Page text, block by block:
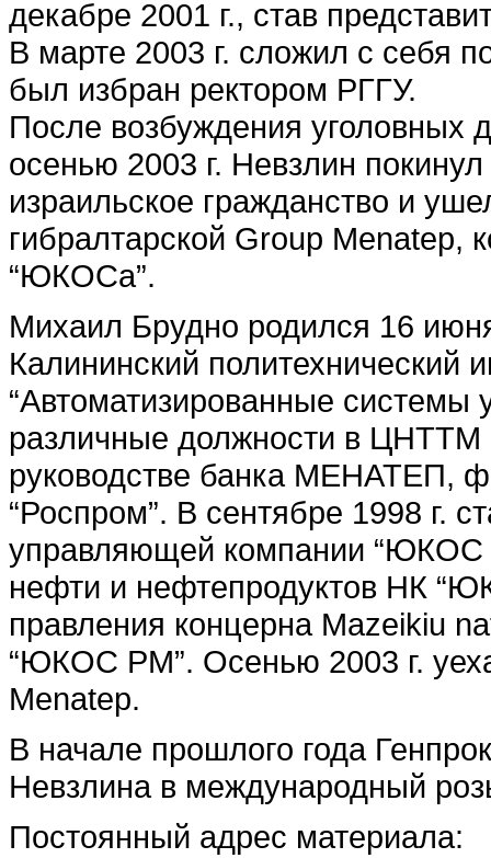
декабре 2001 г., став
В марте 2003 г. сложил с себя
был избран ректором РГГУ.
После возбуждения уголовных
осенью 2003 г. Невзлин
израильское гражданство и
гибралтарской Group Menatep,
“ЮКОСа”.
Михаил Брудно родился 16
Калининский политехнический
“Автоматизированные системы
различные должности в ЦНТТМ
руководстве банка МЕНАТЕП,
“Роспром”. В сентябре 1998 г.
управляющей компании “ЮКОС
нефти и нефтепродуктов НК
правления концерна Mаzeikiu
“ЮКОС РМ”. Осенью 2003 г.
Menatep.
В начале прошлого года
Невзлина в международный
Постоянный адрес материала: